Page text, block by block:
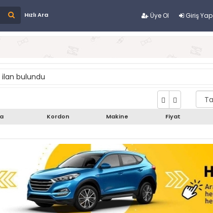
Üye Ol Giriş Yap
Hızlı Ara
bulundu
Kordon Makine Fiyat